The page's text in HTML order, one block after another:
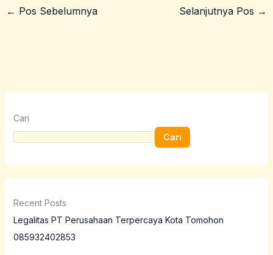
← Pos Sebelumnya Selanjutnya Pos →
Cari
Cari
Recent Posts
Legalitas PT Perusahaan Terpercaya Kota Tomohon
085932402853